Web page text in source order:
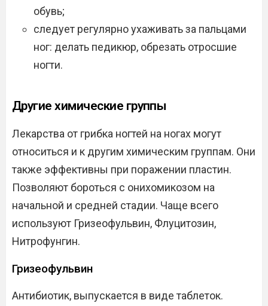
обувь;
следует регулярно ухаживать за пальцами
ног: делать педикюр, обрезать отросшие
ногти.
Другие химические группы
Лекарства от грибка ногтей на ногах могут
относиться и к другим химическим группам. Они
также эффективны при поражении пластин.
Позволяют бороться с онихомикозом на
начальной и средней стадии. Чаще всего
используют Гризеофульвин, Флуцитозин,
Нитрофунгин.
Гризеофульвин
Антибиотик, выпускается в виде таблеток.